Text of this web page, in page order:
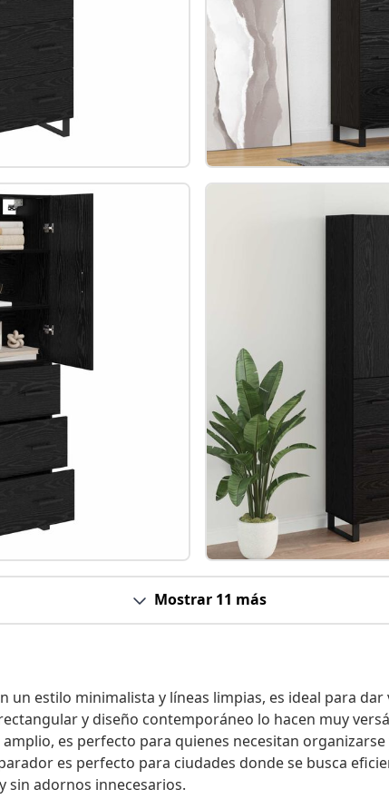
Mostrar 11 más
un estilo minimalista y líneas limpias, es ideal para dar
y diseño contemporáneo lo hacen muy
es perfecto para quienes necesitan
es perfecto para ciudades donde se busca
sin adornos innecesarios.